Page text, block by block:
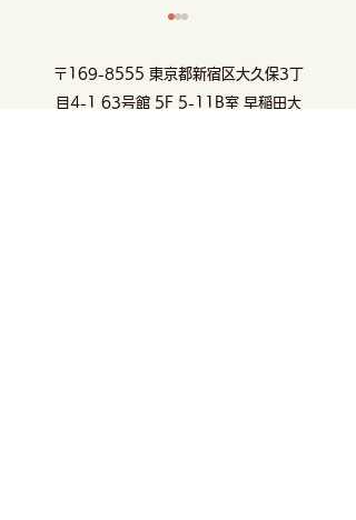
〒169-8555 東京都新宿区大久保3丁
目4-1 63号館 5F 5-11B室 早稲田大